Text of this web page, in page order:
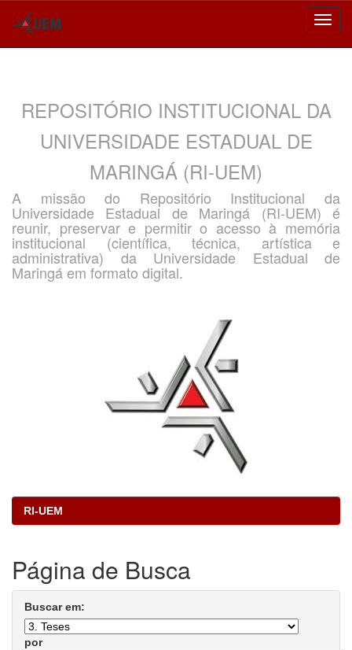
REPOSITÓRIO INSTITUCIONAL DA
UNIVERSIDADE ESTADUAL DE
MARINGÁ (RI-UEM)
A missão do Repositório Institucional da
Universidade Estadual de Maringá (RI-UEM) é
reunir, preservar e permitir o acesso à memória
institucional (científica, técnica, artística e
administrativa) da Universidade Estadual de
Maringá em formato digital.
RI-UEM
Página de Busca
Buscar em:
por